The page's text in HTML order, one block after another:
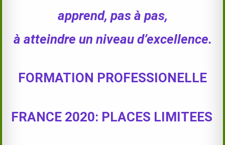
apprend, pas à pas,
à atteindre un niveau d’excellence.
FORMATION PROFESSIONELLE
FRANCE 2020: PLACES LIMITEES